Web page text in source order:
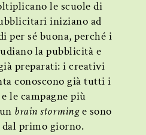
le scuole di
iniziano ad
per sé buona, perché i
la pubblicità e
preparati: i creativi
conoscono già tutti i
le campagne più
brain storminge sono
primo giorno.